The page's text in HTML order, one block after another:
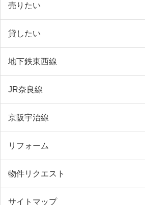
売りたい
貸したい
地下鉄東西線
JR奈良線
京阪宇治線
リフォーム
物件リクエスト
サイトマップ